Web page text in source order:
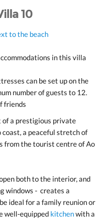
10
to the beach
in this villa
can be set up on the
number of guests to 12.
friends
a prestigious private
a peaceful stretch of
from the tourist centre of Ao
both to the interior, and
windows - creates a
ideal for a family reunion or
well-equipped kitchenwith a